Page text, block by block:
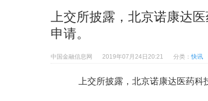
上交所披露，北京诺康达
申请。
中国金融信息网 2019年07月24日20:21 分类：快讯
上交所披露，北京诺康达医药科